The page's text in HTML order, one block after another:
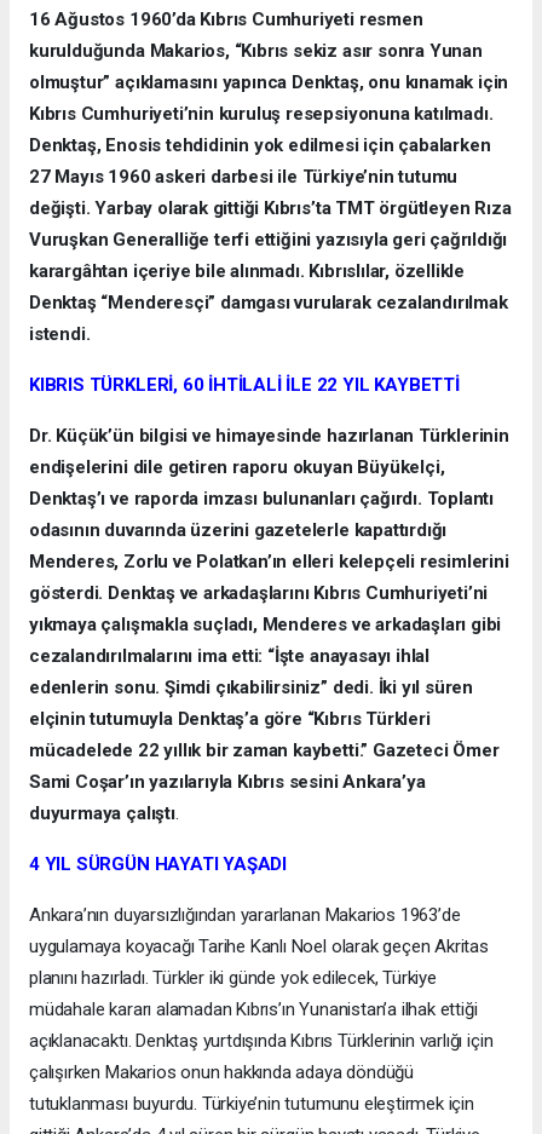
16 Ağustos 1960’da Kıbrıs Cumhuriyeti resmen
kurulduğunda Makarios, “Kıbrıs sekiz asır sonra Yunan
olmuştur” açıklamasını yapınca Denktaş, onu kınamak için
Kıbrıs Cumhuriyeti’nin kuruluş resepsiyonuna katılmadı.
Denktaş, Enosis tehdidinin yok edilmesi için çabalarken
27 Mayıs 1960 askeri darbesi ile Türkiye’nin tutumu
değişti. Yarbay olarak gittiği Kıbrıs’ta TMT örgütleyen Rıza
Vuruşkan Generalliğe terfi ettiğini yazısıyla geri çağrıldığı
karargâhtan içeriye bile alınmadı. Kıbrıslılar, özellikle
Denktaş “Menderesçi” damgası vurularak cezalandırılmak
istendi.
KIBRIS TÜRKLERİ, 60 İHTİLALİ İLE 22 YIL KAYBETTİ
Dr. Küçük’ün bilgisi ve himayesinde hazırlanan Türklerinin
endişelerini dile getiren raporu okuyan Büyükelçi,
Denktaş’ı ve raporda imzası bulunanları çağırdı. Toplantı
odasının duvarında üzerini gazetelerle kapattırdığı
Menderes, Zorlu ve Polatkan’ın elleri kelepçeli resimlerini
gösterdi. Denktaş ve arkadaşlarını Kıbrıs Cumhuriyeti’ni
yıkmaya çalışmakla suçladı, Menderes ve arkadaşları gibi
cezalandırılmalarını ima etti: “İşte anayasayı ihlal
edenlerin sonu. Şimdi çıkabilirsiniz” dedi. İki yıl süren
elçinin tutumuyla Denktaş’a göre “Kıbrıs Türkleri
mücadelede 22 yıllık bir zaman kaybetti.” Gazeteci Ömer
Sami Coşar’ın yazılarıyla Kıbrıs sesini Ankara’ya
duyurmaya çalıştı.
4 YIL SÜRGÜN HAYATI YAŞADI
Ankara’nın duyarsızlığından yararlanan Makarios 1963’de
uygulamaya koyacağı Tarihe Kanlı Noel olarak geçen Akritas
planını hazırladı. Türkler iki günde yok edilecek, Türkiye
müdahale kararı alamadan Kıbrıs’ın Yunanistan’a ilhak ettiği
açıklanacaktı. Denktaş yurtdışında Kıbrıs Türklerinin varlığı için
çalışırken Makarios onun hakkında adaya döndüğü
tutuklanması buyurdu. Türkiye’nin tutumunu eleştirmek için